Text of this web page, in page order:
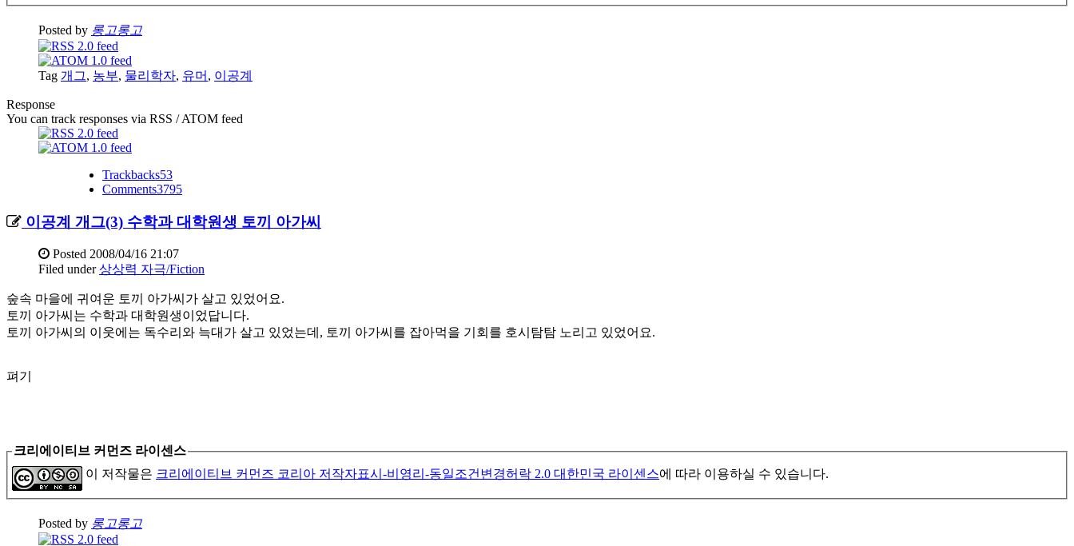
Posted by 롱고롱고
Tag 개그, 농부, 물리학자, 유머 , 이공계
Response
You can track responses via RSS / ATOM feed
Trackbacks53
Comments3795
이공계 개그(3) 수학과 대학원생 토끼 아가씨
Posted 2008/04/16 21:07
Filed under 상상력 자극/Fiction
숲속 마을에 귀여운 토끼 아가씨가 살고 있었어요.
토끼 아가씨는 수학과 대학원생이었답니다.
토끼 아가씨의 이웃에는 독수리와 늑대가 살고 있었는데, 토끼 아가씨를 잡아먹을 기회를 호시탐탐 노리고 있었어요.
펴기
크리에이티브 커먼즈 라이센스
이 저작물은 크리에이티브 커먼즈 코리아 저작자표시-비영리-동일조건변경허락 2.0 대한민국 라이센스에 따라 이용하실 수 있습니다.
Posted by 롱고롱고